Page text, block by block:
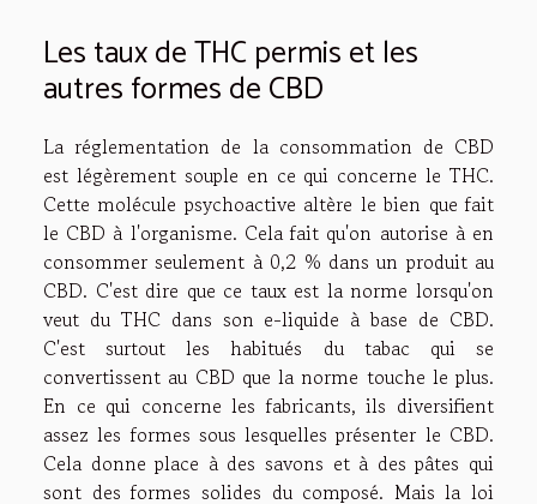
Les taux de THC permis et les
autres formes de CBD
La réglementation de la consommation de CBD
est légèrement souple en ce qui concerne le THC.
Cette molécule psychoactive altère le bien que fait
le CBD à l'organisme. Cela fait qu'on autorise à en
consommer seulement à 0,2 % dans un produit au
CBD. C'est dire que ce taux est la norme lorsqu'on
veut du THC dans son e-liquide à base de CBD.
C'est surtout les habitués du tabac qui se
convertissent au CBD que la norme touche le plus.
En ce qui concerne les fabricants, ils diversifient
assez les formes sous lesquelles présenter le CBD.
Cela donne place à des savons et à des pâtes qui
sont des formes solides du composé. Mais la loi